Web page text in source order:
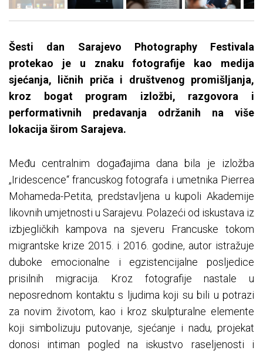
Šesti dan Sarajevo Photography Festivala
protekao je u znaku fotografije kao medija
sjećanja, ličnih priča i društvenog promišljanja,
kroz bogat program izložbi, razgovora i
performativnih predavanja održanih na više
lokacija širom Sarajeva.
Među centralnim događajima dana bila je izložba
„Iridescence“ francuskog fotografa i umetnika Pierrea
Mohameda-Petita, predstavljena u kupoli Akademije
likovnih umjetnosti u Sarajevu. Polazeći od iskustava iz
izbjegličkih kampova na sjeveru Francuske tokom
migrantske krize 2015. i 2016. godine, autor istražuje
duboke emocionalne i egzistencijalne posljedice
prisilnih migracija. Kroz fotografije nastale u
neposrednom kontaktu s ljudima koji su bili u potrazi
za novim životom, kao i kroz skulpturalne elemente
koji simbolizuju putovanje, sjećanje i nadu, projekat
donosi intiman pogled na iskustvo raseljenosti i